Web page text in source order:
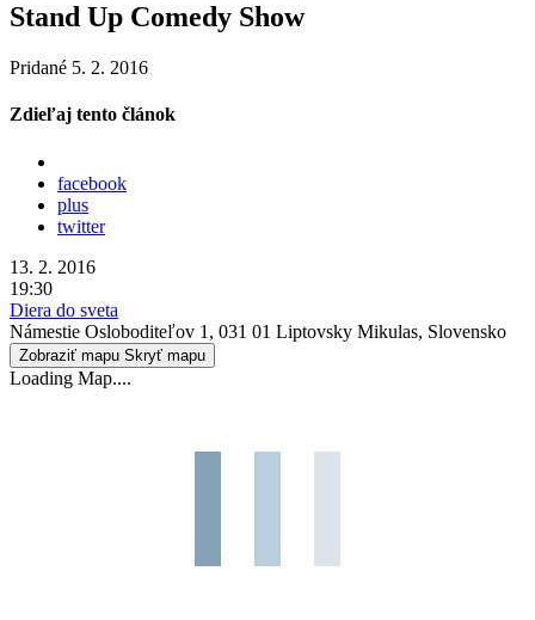
Stand Up Comedy Show
Pridané 5. 2. 2016
Zdieľaj tento článok
facebook
plus
twitter
13. 2. 2016
19:30
Diera do sveta
Námestie Osloboditeľov 1, 031 01 Liptovsky Mikulas, Slovensko
Zobraziť mapu Skryť mapu
Loading Map....